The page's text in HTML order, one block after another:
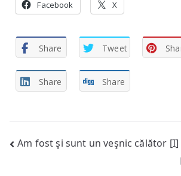
Facebook X
Share Tweet
Share Share
Post
Am fost şi sunt un veşnic călător [I]